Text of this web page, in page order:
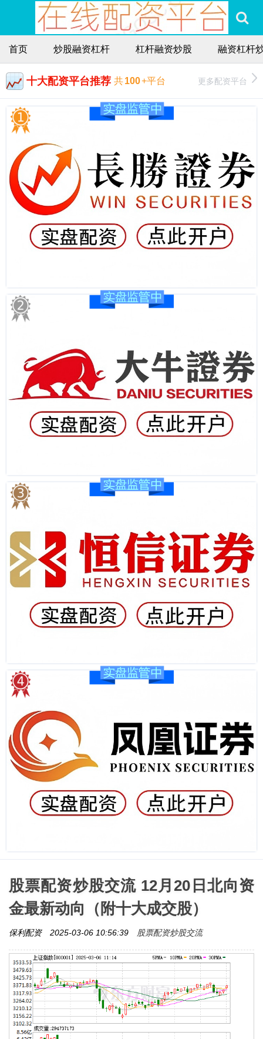
首页 炒股融资杠杆 杠杆融资炒股 融资杠杆
十大配资平台推荐 共100+平台 更多配资平台
股票配资炒股交流 12月20日北向资
金最新动向（附十大成交股）
保利配资 2025-03-06 10:56:39 股票配资炒股交流